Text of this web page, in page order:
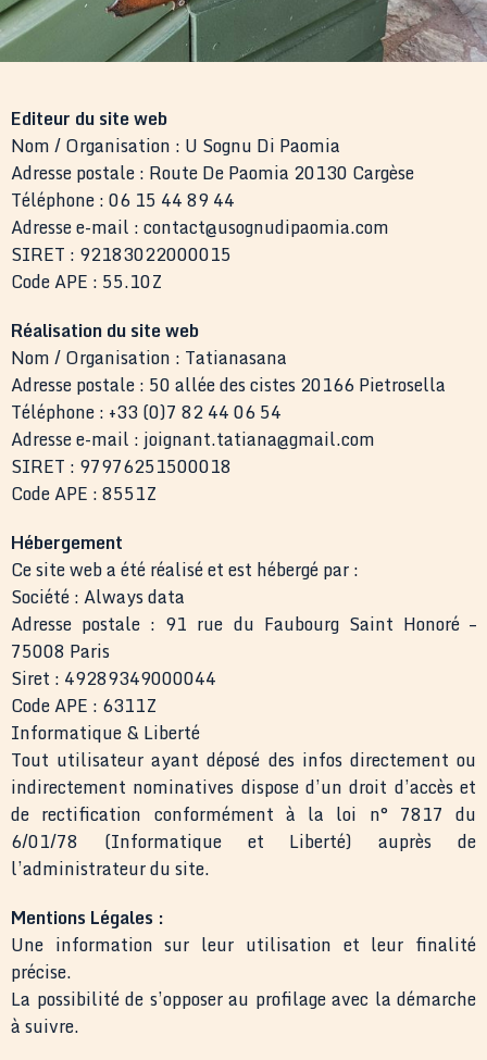
Editeur du site web
Nom / Organisation : U Sognu Di Paomia
Adresse postale : Route De Paomia 20130 Cargèse
Téléphone : 06 15 44 89 44
Adresse e-mail : contact@usognudipaomia.com
SIRET : 92183022000015
Code APE : 55.10Z
Réalisation du site web
Nom / Organisation : Tatianasana
Adresse postale : 50 allée des cistes 20166 Pietrosella
Téléphone : +33 (0)7 82 44 06 54
Adresse e-mail : joignant.tatiana@gmail.com
SIRET : 97976251500018
Code APE : 8551Z
Hébergement
Ce site web a été réalisé et est hébergé par :
Société : Always data
Adresse postale : 91 rue du Faubourg Saint Honoré –
75008 Paris
Siret : 49289349000044
Code APE : 6311Z
Informatique & Liberté
Tout utilisateur ayant déposé des infos directement ou
indirectement nominatives dispose d’un droit d’accès et
de rectification conformément à la loi n° 7817 du
6/01/78 (Informatique et Liberté) auprès de
l’administrateur du site.
Mentions Légales :
Une information sur leur utilisation et leur finalité
précise.
La possibilité de s’opposer au profilage avec la démarche
à suivre.